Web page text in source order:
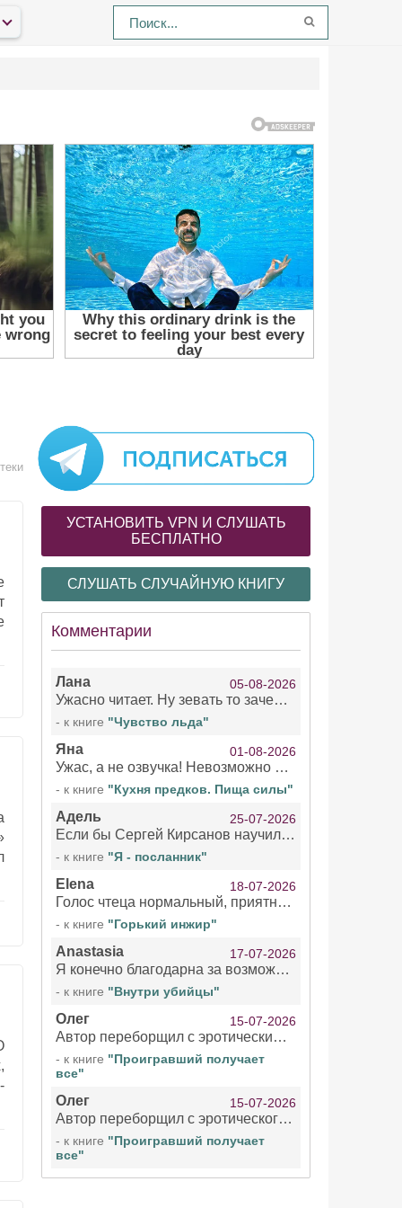
УСТАНОВИТЬ VPN И СЛУШАТЬ
БЕСПЛАТНО
СЛУШАТЬ СЛУЧАЙНУЮ КНИГУ
Комментарии
Лана 05-08-2026
Ужасно читает. Ну зевать то зачем. Уже не говорю, что ударения ставит, как хочет.
- к книге "Чувство льда"
Яна 01-08-2026
Ужас, а не озвучка! Невозможно вникать в смысл текста из за кривляний чтеца
- к книге "Кухня предков. Пища силы"
Адель 25-07-2026
Если бы Сергей Кирсанов научился не сглатывать каждые 1-2 минуты слюну, так что слышно в микрофоне и, что вызывает отвращение, то мелжно было бы слушать.
- к книге "Я - посланник"
Elena 18-07-2026
Голос чтеца нормальный, приятный тембр. Мне очень понравилось озвучивание рассказа. Очень странный отзыв Надежды. Может у неё что-то с нервами?
- к книге "Горький инжир"
Anastasia 17-07-2026
Я конечно благодарна за возможность бесплатно слушать книги даже новинки , но чтение этой книги просто ужасно
- к книге "Внутри убийцы"
Олег 15-07-2026
Автор переборщил с эротическими сценами. Похоже, с этим у него проблемы.
- к книге "Проигравший получает
все"
Олег 15-07-2026
Автор переборщил с эротического сценами. Похоже, с этим у него проблемы.
- к книге "Проигравший получает
все"